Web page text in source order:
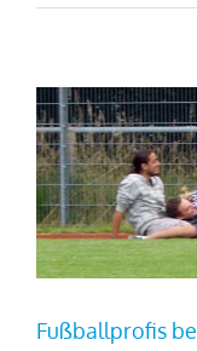
Fußballprofis